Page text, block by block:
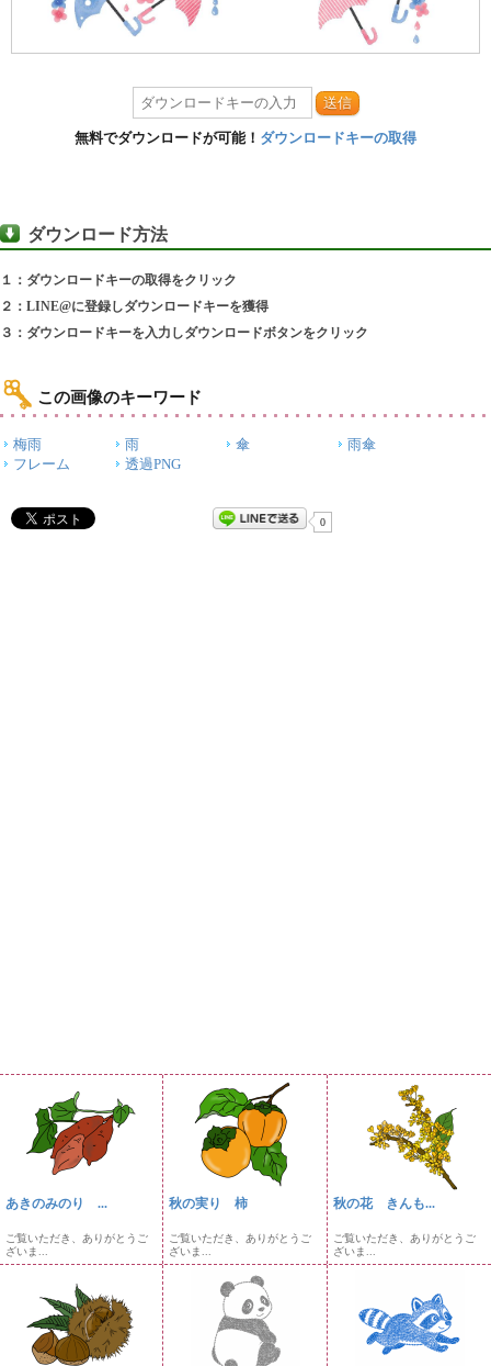
送信
無料でダウンロードが可能！ ダウンロードキーの取得
ダウンロード方法
１：ダウンロードキーの取得をクリック
２：LINE@に登録しダウンロードキーを獲得
３：ダウンロードキーを入力しダウンロードボタンをクリック
この画像のキーワード
梅雨 雨 傘
雨傘
フレーム
透過PNG
0
あきのみのり ...
ご覧いただき、ありがとうご
ざいま...
秋の実り 柿
ご覧いただき、ありがとうご
ざいま...
秋の花 きんも...
ご覧いただき、ありがとうご
ざいま...